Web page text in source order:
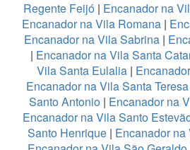
Regente Feijó | Encanador na
Encanador na Vila Romana|
Encanador na Vila Sabrina|
| Encanador na Vila Santa
Vila Santa Eulalia |
Encanador na Vila Santa Teresa
Santo Antonio | Encanador na
Encanador na Vila Santo
Santo Henrique | Encanador